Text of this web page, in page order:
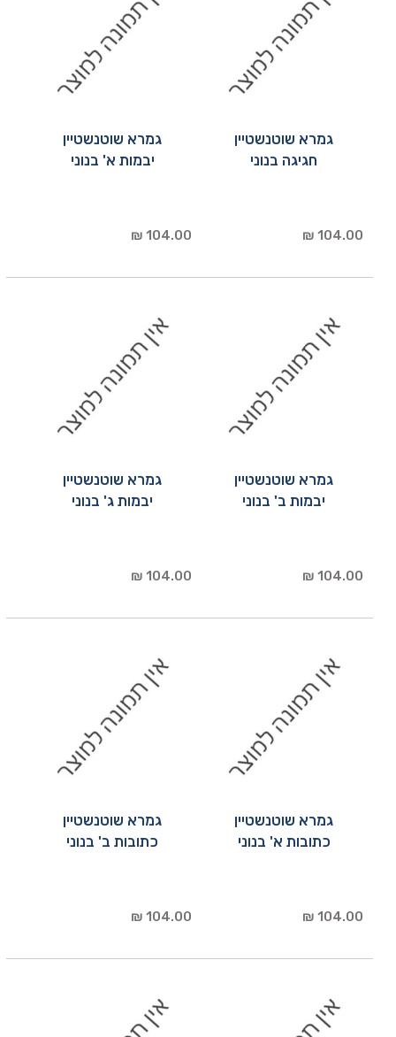
גמרא שוטנשטיין
חגיגה בנוני
104.00 ₪
גמרא שוטנשטיין
יבמות א' בנוני
104.00 ₪
גמרא שוטנשטיין
יבמות ב' בנוני
104.00 ₪
גמרא שוטנשטיין
יבמות ג' בנוני
104.00 ₪
גמרא שוטנשטיין
כתובות א' בנוני
104.00 ₪
גמרא שוטנשטיין
כתובות ב' בנוני
104.00 ₪